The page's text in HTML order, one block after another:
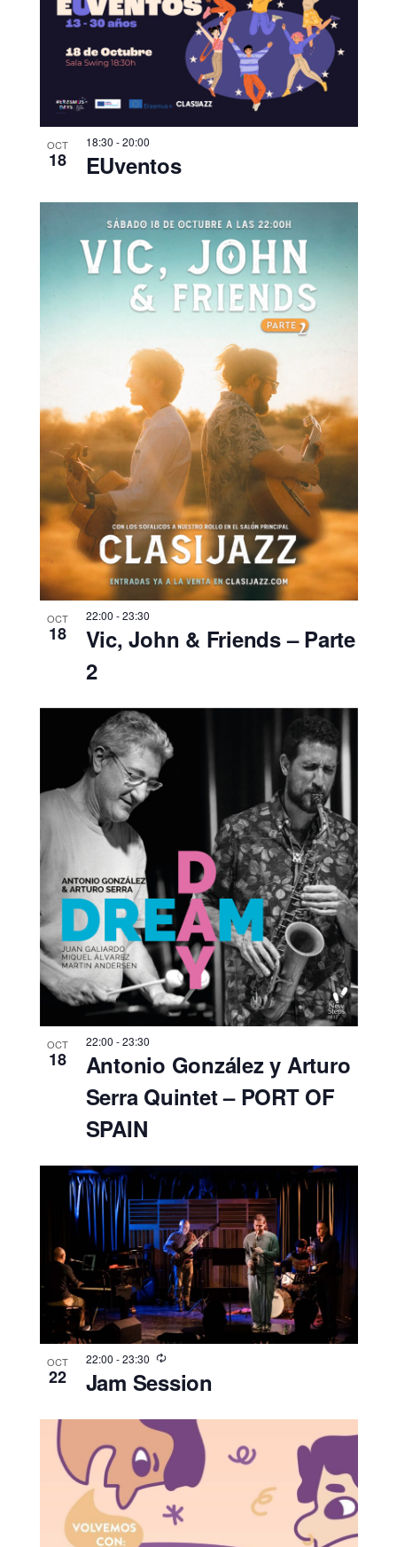
OCT
18
18:30 -20:00
EUventos
OCT
18
22:00 -23:30
Vic, John & Friends – Parte
2
OCT
18
22:00 -23:30
Antonio González y Arturo
Serra Quintet – PORT OF
SPAIN
OCT
22
22:00 -23:30
Jam Session